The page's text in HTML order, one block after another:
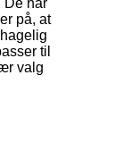
på, at
til
valg